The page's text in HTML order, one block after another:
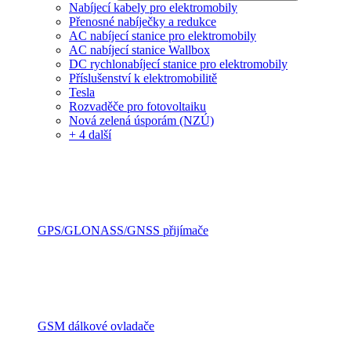
Nabíjecí kabely pro elektromobily
Přenosné nabíječky a redukce
AC nabíjecí stanice pro elektromobily
AC nabíjecí stanice Wallbox
DC rychlonabíjecí stanice pro elektromobily
Příslušenství k elektromobilitě
Tesla
Rozvaděče pro fotovoltaiku
Nová zelená úsporám (NZÚ)
+ 4 další
GPS/GLONASS/GNSS přijímače
GSM dálkové ovladače